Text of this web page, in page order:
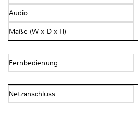
Audio
Maße (W x D x H)
Fernbedienung
Netzanschluss